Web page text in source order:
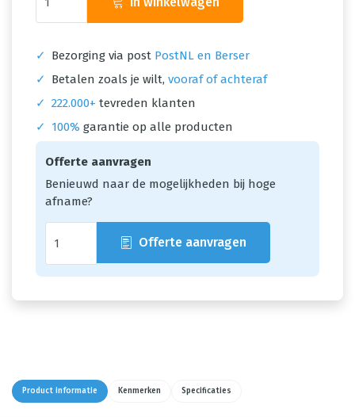
✓ Bezorging via post PostNL en Berser
✓
Betalen zoals je wilt, vooraf of achteraf
✓ 222.000+ tevreden klanten
✓
100% garantie op alle producten
Offerte aanvragen
Benieuwd naar de mogelijkheden bij hoge
afname?
Offerte aanvragen
Product informatie Kenmerken Specificaties